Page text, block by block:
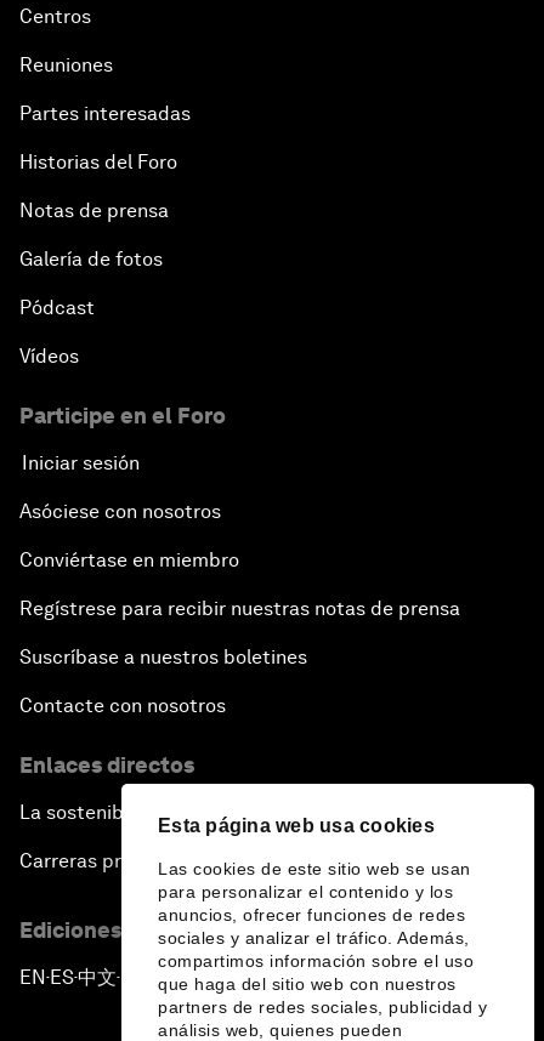
Esta página web usa cookies
Las cookies de este sitio web se usan
para personalizar el contenido y los
anuncios, ofrecer funciones de redes
sociales y analizar el tráfico. Además,
compartimos información sobre el uso
que haga del sitio web con nuestros
partners de redes sociales, publicidad y
análisis web, quienes pueden
Centros
Reuniones
Partes interesadas
Historias del Foro
Notas de prensa
Galería de fotos
Pódcast
Vídeos
Participe en el Foro
Iniciar sesión
Asóciese con nosotros
Conviértase en miembro
Regístrese para recibir nuestras notas de prensa
Suscríbase a nuestros boletines
Contacte con nosotros
Enlaces directos
La sostenibilidad en el Foro
Carreras profesionales
Ediciones en otros idiomas
EN ▪ ES▪中文▪ 日本語